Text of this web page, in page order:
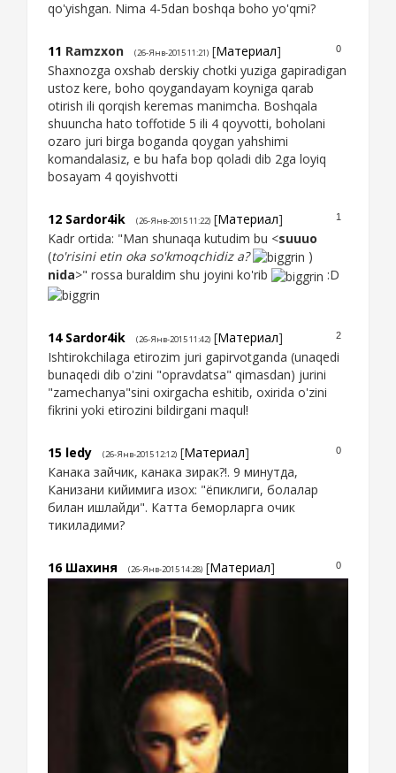
qo'yishgan. Nima 4-5dan boshqa boho yo'qmi?
0
11 Ramzxon (26-Янв-2015 11:21) [Материал]
Shaxnozga oxshab derskiy chotki yuziga gapiradigan
ustoz kere, boho qoygandayam koyniga qarab
otirish ili qorqish keremas manimcha. Boshqala
shuuncha hato toffotide 5 ili 4 qoyvotti, boholani
ozaro juri birga boganda qoygan yahshimi
komandalasiz, e bu hafa bop qoladi dib 2ga loyiq
bosayam 4 qoyishvotti
1
12 Sardor4ik (26-Янв-2015 11:22) [Материал]
Kadr ortida: "Man shunaqa kutudim bu <suuuo
(to'risini etin oka so'kmoqchidiz a?
)
nida>" rossa buraldim shu joyini ko'rib :D
2
14 Sardor4ik (26-Янв-2015 11:42) [Материал]
Ishtirokchilaga etirozim juri gapirvotganda (unaqedi
bunaqedi dib o'zini "opravdatsa" qimasdan) jurini
"zamechanya"sini oxirgacha eshitib, oxirida o'zini
fikrini yoki etirozini bildirgani maqul!
0
15 ledy (26-Янв-2015 12:12) [Материал]
Канака зайчик, канака зирак?!. 9 минутда,
Канизани кийимига изох: "ёпиклиги, болалар
билан ишлайди". Катта беморларга очик
тикиладими?
0
16 Шахиня (26-Янв-2015 14:28) [Материал]